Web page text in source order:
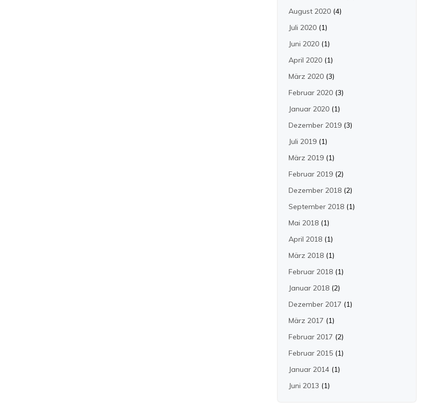
August 2020(4)
Juli 2020(1)
Juni 2020(1)
April 2020(1)
März 2020(3)
Februar 2020(3)
Januar 2020(1)
Dezember 2019(3)
Juli 2019(1)
März 2019(1)
Februar 2019(2)
Dezember 2018(2)
September 2018(1)
Mai 2018(1)
April 2018(1)
März 2018(1)
Februar 2018(1)
Januar 2018(2)
Dezember 2017 (1)
März 2017 (1)
Februar 2017 (2)
Februar 2015(1)
Januar 2014(1)
Juni 2013 (1)